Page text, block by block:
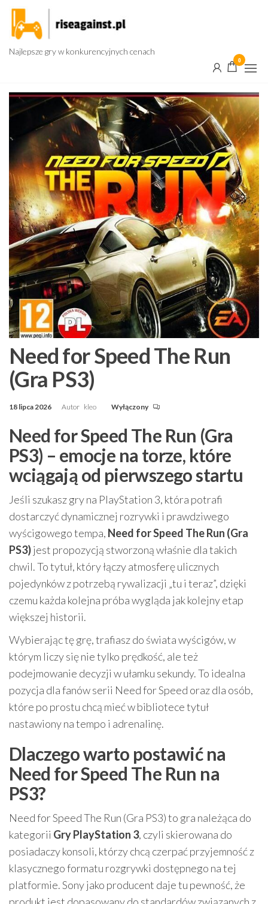
Przejdź
treści
Najlepsze gry w konkurencyjnych cenach
0
Need for Speed The Run
(Gra PS3)
18 lipca 2026 Autor kleo Wyłączony
Need for Speed The Run (Gra
PS3) – emocje na torze, które
wciągają od pierwszego startu
Jeśli szukasz gry na PlayStation 3, która potrafi
dostarczyć dynamicznej rozrywki i prawdziwego
wyścigowego tempa, Need for Speed The Run (Gra
PS3)jest propozycją stworzoną właśnie dla takich
chwil. To tytuł, który łączy atmosferę ulicznych
pojedynków z potrzebą rywalizacji „tu i teraz”, dzięki
czemu każda kolejna próba wygląda jak kolejny etap
większej historii.
Wybierając tę grę, trafiasz do świata wyścigów, w
którym liczy się nie tylko prędkość, ale też
podejmowanie decyzji w ułamku sekundy. To idealna
pozycja dla fanów serii Need for Speed oraz dla osób,
które po prostu chcą mieć w bibliotece tytuł
nastawiony na tempo i adrenalinę.
Dlaczego warto postawić na
Need for Speed The Run na
PS3?
Need for Speed The Run (Gra PS3) to gra należąca do
kategorii Gry PlayStation 3, czyli skierowana do
posiadaczy konsoli, którzy chcą czerpać przyjemność z
klasycznego formatu rozgrywki dostępnego na tej
platformie. Sony jako producent daje tu pewność, że